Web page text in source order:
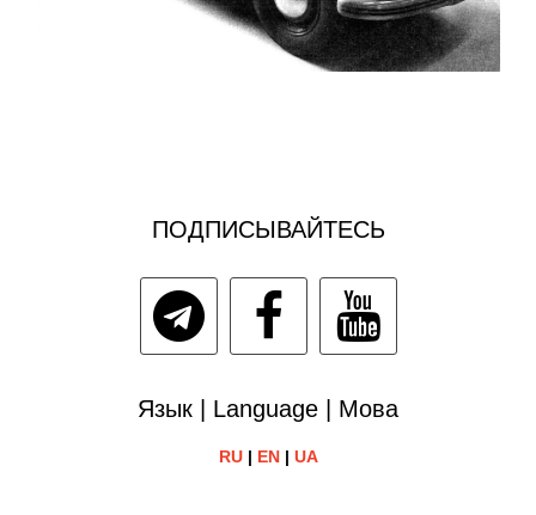
ПОДПИСЫВАЙТЕСЬ
Язык | Language | Мова
RU| EN| UA